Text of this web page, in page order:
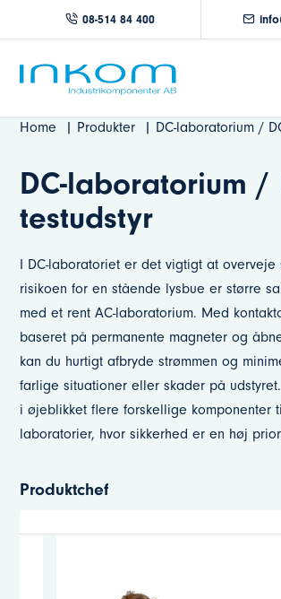
08-514 84 400
Home Produkter DC-laboratorium /
DC-laboratorium /
testudstyr
I DC-laboratoriet er det vigtigt at overveje
risikoen for en stående lysbue er større
med et rent AC-laboratorium. Med
baseret på permanente magneter og
kan du hurtigt afbryde strømmen og
farlige situationer eller skader på
i øjeblikket flere forskellige komponenter
laboratorier, hvor sikkerhed er en høj
Produktchef